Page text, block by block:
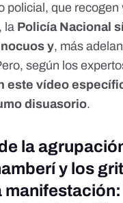
policial, que
la Policía Nacional
y, más
según los
este vídeo
disuasorio.
la
y los